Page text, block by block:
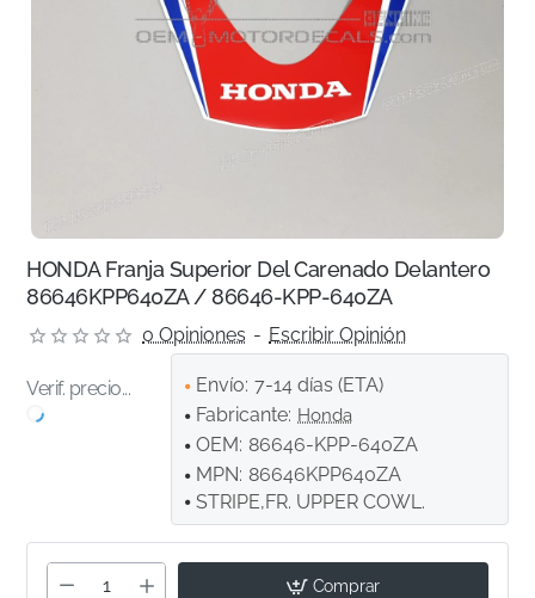
HONDA Franja Superior Del Carenado Delantero
86646KPP640ZA / 86646-KPP-640ZA
0 Opiniones - Escribir Opinión
Verif. precio... Envío: 7-14 días (ETA)
Fabricante: Honda
OEM: 86646-KPP-640ZA
MPN: 86646KPP640ZA
STRIPE,FR. UPPER COWL.
Comprar